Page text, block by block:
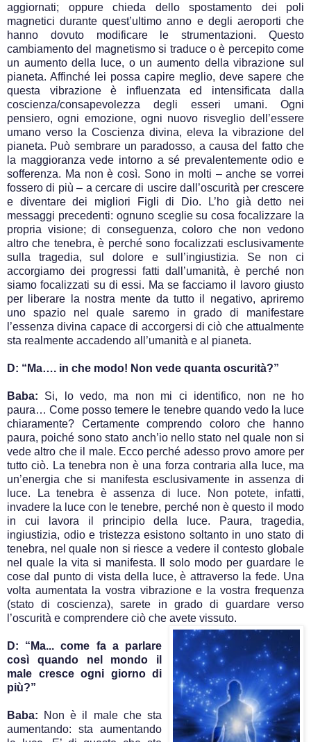
aggiornati; oppure chieda dello spostamento dei poli
magnetici durante quest’ultimo anno e degli aeroporti che
hanno dovuto modificare le strumentazioni. Questo
cambiamento del magnetismo si traduce o è percepito come
un aumento della luce, o un aumento della vibrazione sul
pianeta. Affinché lei possa capire meglio, deve sapere che
questa vibrazione è influenzata ed intensificata dalla
coscienza/consapevolezza degli esseri umani. Ogni
pensiero, ogni emozione, ogni nuovo risveglio dell’essere
umano verso la Coscienza divina, eleva la vibrazione del
pianeta. Può sembrare un paradosso, a causa del fatto che
la maggioranza vede intorno a sé prevalentemente odio e
sofferenza. Ma non è così. Sono in molti – anche se vorrei
fossero di più – a cercare di uscire dall’oscurità per crescere
e diventare dei migliori Figli di Dio. L’ho già detto nei
messaggi precedenti: ognuno sceglie su cosa focalizzare la
propria visione; di conseguenza, coloro che non vedono
altro che tenebra, è perché sono focalizzati esclusivamente
sulla tragedia, sul dolore e sull’ingiustizia. Se non ci
accorgiamo dei progressi fatti dall’umanità, è perché non
siamo focalizzati su di essi. Ma se facciamo il lavoro giusto
per liberare la nostra mente da tutto il negativo, apriremo
uno spazio nel quale saremo in grado di manifestare
l’essenza divina capace di accorgersi di ciò che attualmente
sta realmente accadendo all’umanità e al pianeta.
D: “Ma…. in che modo! Non vede quanta oscurità?”
Baba: Si, lo vedo, ma non mi ci identifico, non ne ho
paura… Come posso temere le tenebre quando vedo la luce
chiaramente? Certamente comprendo coloro che hanno
paura, poiché sono stato anch’io nello stato nel quale non si
vede altro che il male. Ecco perché adesso provo amore per
tutto ciò. La tenebra non è una forza contraria alla luce, ma
un’energia che si manifesta esclusivamente in assenza di
luce. La tenebra è assenza di luce. Non potete, infatti,
invadere la luce con le tenebre, perché non è questo il modo
in cui lavora il principio della luce. Paura, tragedia,
ingiustizia, odio e tristezza esistono soltanto in uno stato di
tenebra, nel quale non si riesce a vedere il contesto globale
nel quale la vita si manifesta. Il solo modo per guardare le
cose dal punto di vista della luce, è attraverso la fede. Una
volta aumentata la vostra vibrazione e la vostra frequenza
(stato di coscienza), sarete in grado di guardare verso
l’oscurità e comprendere ciò che avete vissuto.
D: “Ma... come fa a parlare
così quando nel mondo il
male cresce ogni giorno di
più?”
Baba: Non è il male che sta
aumentando: sta aumentando